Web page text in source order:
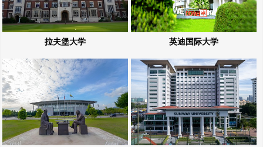
拉夫堡大学 英迪国际大学